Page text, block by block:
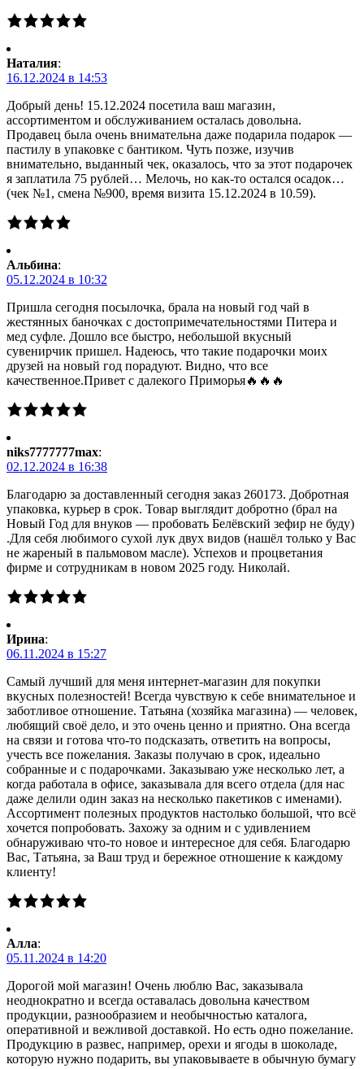
Наталия:
16.12.2024 в 14:53
Добрый день! 15.12.2024 посетила ваш магазин,
ассортиментом и обслуживанием осталась довольна.
Продавец была очень внимательна даже подарила подарок —
пастилу в упаковке с бантиком. Чуть позже, изучив
внимательно, выданный чек, оказалось, что за этот подарочек
я заплатила 75 рублей… Мелочь, но как-то остался осадок…
(чек №1, смена №900, время визита 15.12.2024 в 10.59).
Альбина:
05.12.2024 в 10:32
Пришла сегодня посылочка, брала на новый год чай в
жестянных баночках с достопримечательностями Питера и
мед суфле. Дошло все быстро, небольшой вкусный
сувенирчик пришел. Надеюсь, что такие подарочки моих
друзей на новый год порадуют. Видно, что все
качественное.Привет с далекого Приморья🔥🔥🔥
niks7777777max:
02.12.2024 в 16:38
Благодарю за доставленный сегодня заказ 260173. Добротная
упаковка, курьер в срок. Товар выглядит добротно (брал на
Новый Год для внуков — пробовать Белёвский зефир не буду)
.Для себя любимого сухой лук двух видов (нашёл только у Вас
не жареный в пальмовом масле). Успехов и процветания
фирме и сотрудникам в новом 2025 году. Николай.
Ирина:
06.11.2024 в 15:27
Самый лучший для меня интернет-магазин для покупки
вкусных полезностей! Всегда чувствую к себе внимательное и
заботливое отношение. Татьяна (хозяйка магазина) — человек,
любящий своё дело, и это очень ценно и приятно. Она всегда
на связи и готова что-то подсказать, ответить на вопросы,
учесть все пожелания. Заказы получаю в срок, идеально
собранные и с подарочками. Заказываю уже несколько лет, а
когда работала в офисе, заказывала для всего отдела (для нас
даже делили один заказ на несколько пакетиков с именами).
Ассортимент полезных продуктов настолько большой, что всё
хочется попробовать. Захожу за одним и с удивлением
обнаруживаю что-то новое и интересное для себя. Благодарю
Вас, Татьяна, за Ваш труд и бережное отношение к каждому
клиенту!
Алла:
05.11.2024 в 14:20
Дорогой мой магазин! Очень люблю Вас, заказывала
неоднократно и всегда оставалась довольна качеством
продукции, разнообразием и необычностью каталога,
оперативной и вежливой доставкой. Но есть одно пожелание.
Продукцию в развес, например, орехи и ягоды в шоколаде,
которую нужно подарить, вы упаковываете в обычную бумагу